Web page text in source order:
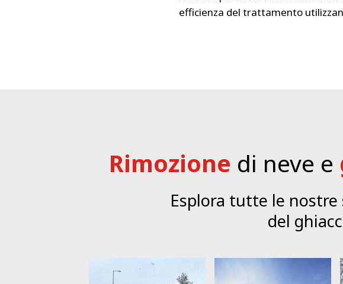
efficienza del trattamento
Rimozione di neve e
Esplora tutte le nostre
del